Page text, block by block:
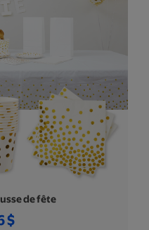
de fête
$